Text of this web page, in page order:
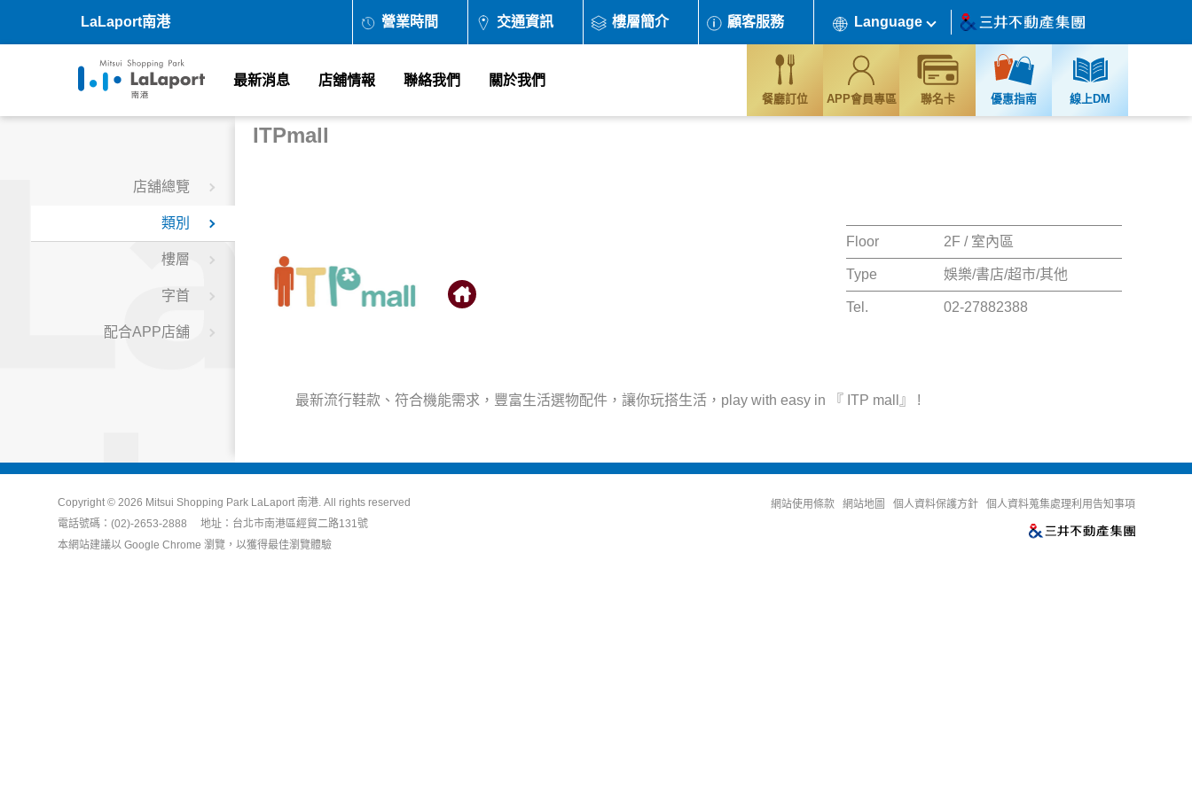
LaLaport南港 營業時間 交通資訊 樓層簡介 顧客服務 Language
最新消息 店舖情報 聯絡我們 關於我們
餐廳訂位 APP會員專區 聯名卡 優惠指南 線上DM
店舖總覽
類別
樓層
字首
配合APP店舖
ITPmall
最新流行鞋款、符合機能需求，豐富生活選物配件，讓你玩搭生活，play with easy in 『 ITP mall』 !
Floor 2F / 室內區
Type 娛樂/書店/超市/其他
Tel. 02-27882388
Copyright © 2026 Mitsui Shopping Park LaLaport 南港. All rights reserved
電話號碼：(02)-2653-2888 地址：台北市南港區經貿二路131號
本網站建議以 Google Chrome 瀏覽，以獲得最佳瀏覽體驗
網站使用條款 網站地圖 個人資料保護方針 個人資料蒐集處理利用告知事項